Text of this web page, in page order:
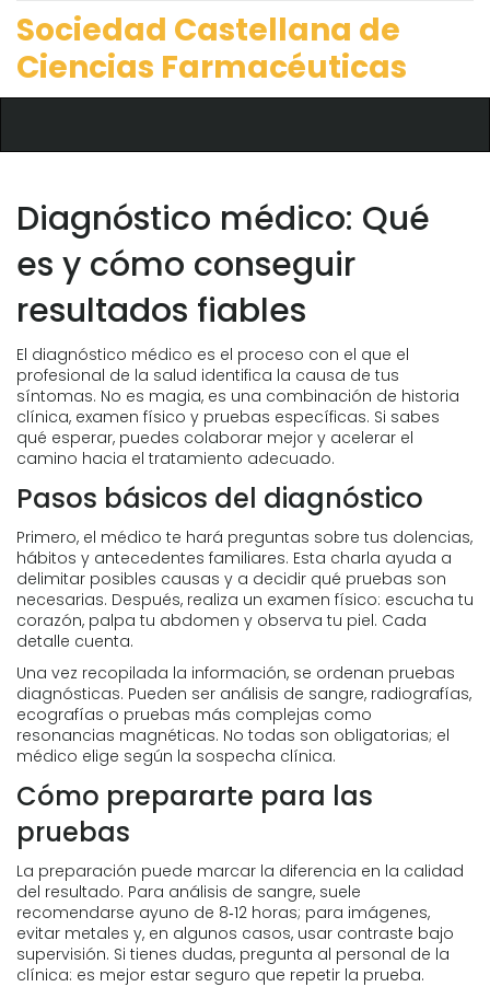
Sociedad Castellana de
Ciencias Farmacéuticas
Diagnóstico médico: Qué
es y cómo conseguir
resultados fiables
El diagnóstico médico es el proceso con el que el
profesional de la salud identifica la causa de tus
síntomas. No es magia, es una combinación de historia
clínica, examen físico y pruebas específicas. Si sabes
qué esperar, puedes colaborar mejor y acelerar el
camino hacia el tratamiento adecuado.
Pasos básicos del diagnóstico
Primero, el médico te hará preguntas sobre tus dolencias,
hábitos y antecedentes familiares. Esta charla ayuda a
delimitar posibles causas y a decidir qué pruebas son
necesarias. Después, realiza un examen físico: escucha tu
corazón, palpa tu abdomen y observa tu piel. Cada
detalle cuenta.
Una vez recopilada la información, se ordenan pruebas
diagnósticas. Pueden ser análisis de sangre, radiografías,
ecografías o pruebas más complejas como
resonancias magnéticas. No todas son obligatorias; el
médico elige según la sospecha clínica.
Cómo prepararte para las
pruebas
La preparación puede marcar la diferencia en la calidad
del resultado. Para análisis de sangre, suele
recomendarse ayuno de 8‑12 horas; para imágenes,
evitar metales y, en algunos casos, usar contraste bajo
supervisión. Si tienes dudas, pregunta al personal de la
clínica: es mejor estar seguro que repetir la prueba.